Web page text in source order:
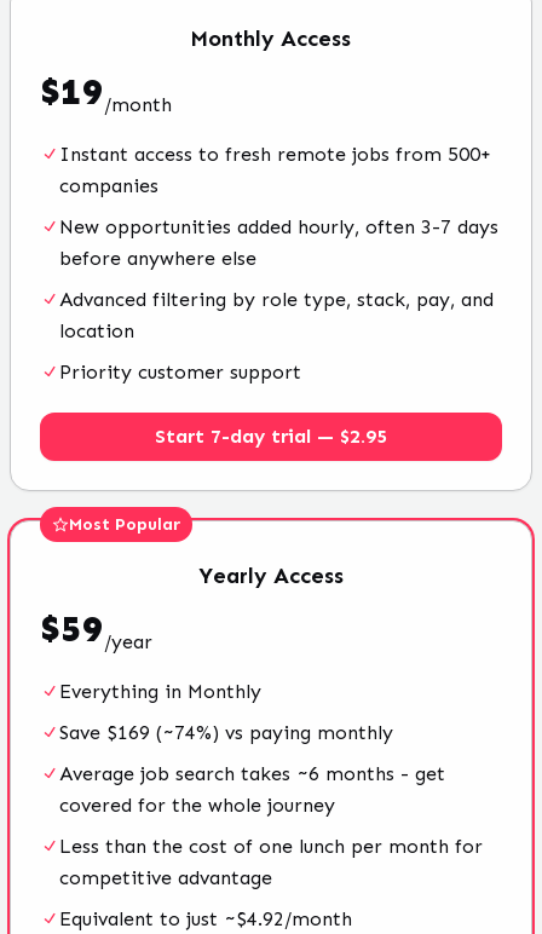
Monthly Access
$19/month
Instant access to fresh remote jobs from 500+
companies
New opportunities added hourly, often 3-7 days
before anywhere else
Advanced filtering by role type, stack, pay, and
location
Priority customer support
Start 7-day trial — $2.95
Most Popular
Yearly Access
$59/year
Everything in Monthly
Save $169 (~74%) vs paying monthly
Average job search takes ~6 months - get
covered for the whole journey
Less than the cost of one lunch per month for
competitive advantage
Equivalent to just ~$4.92/month